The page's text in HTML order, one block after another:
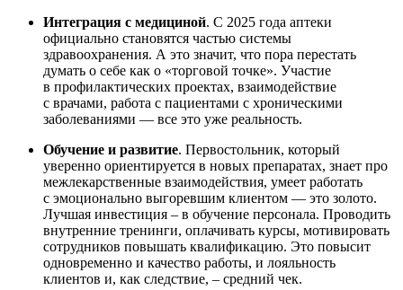
Интеграция с медициной. С 2025 года аптеки
официально становятся частью системы
здравоохранения. А это значит, что пора перестать
думать о себе как о «торговой точке». Участие
в профилактических проектах, взаимодействие
с врачами, работа с пациентами с хроническими
заболеваниями — все это уже реальность.
Обучение и развитие. Первостольник, который
уверенно ориентируется в новых препаратах, знает про
межлекарственные взаимодействия, умеет работать
с эмоционально выгоревшим клиентом — это золото.
Лучшая инвестиция – в обучение персонала. Проводить
внутренние тренинги, оплачивать курсы, мотивировать
сотрудников повышать квалификацию. Это повысит
одновременно и качество работы, и лояльность
клиентов и, как следствие, – средний чек.